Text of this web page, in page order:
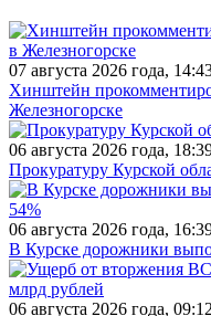
07 августа 2026 года,
Хинштейн
Железногорске
06 августа 2026 года,
Прокуратуру Курской
06 августа 2026 года,
В Курске дорожники
06 августа 2026 года, 09:12